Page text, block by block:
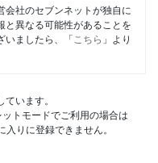
会社のセブンネットが独自に
と異なる可能性があることを
いましたら、「 こちら 」より
ています。
トモードでご利用の場合は
りに登録できません。